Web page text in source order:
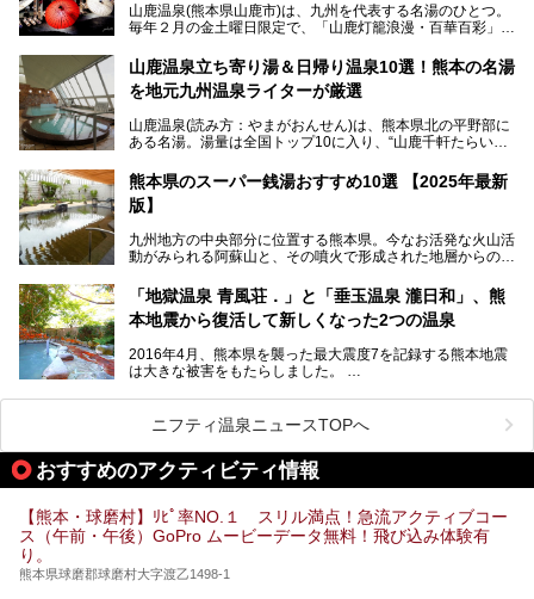
り一度廃業しましたが、2024年10月に営業再開。数多くの
温泉ファンに注目される名湯です。
今回は再開した耕きちの湯を訪問し、全浴室(男女別大浴
山鹿温泉(熊本県山鹿市)は、九州を代表する名湯のひとつ。
毎年２月の金土曜日限定で、「山鹿灯籠浪漫・百華百彩」
ます。和傘や竹、ろうそくなどを用いて、和情緒たっぷりの
ライトアップが無料で楽しめます。
日、の合計8日間開催。今回は地元九州在住の筆者が、その
見所を徹底紹介。併せて、その他イベントや立ち寄り湯も併
山鹿温泉立ち寄り湯＆日帰り温泉10選！熊本の名湯
を地元九州温泉ライターが厳選
山鹿温泉(読み方：やまがおんせん)は、熊本県北の平野部に
ある名湯。湯量は全国トップ10に入り、“山鹿千軒たらいな
泉質であり、お湯の良さにも定評があります。
今回は地元九州の温泉ライターの私が実際に入浴した中か
設・家族風呂の3パターンに分類し、合計10施設を厳選して
ご紹介。ぜひ、湯めぐりの参考にして下さいね！
熊本県のスーパー銭湯おすすめ10選 【2025年最新
版】
九州地方の中央部分に位置する熊本県。今なお活発な火山活
動がみられる阿蘇山と、その噴火で形成された地層からの湧
す。
そんな熊本県は、県内の至るところから温泉が湧いている温
泉県でもあります。山鹿温泉、玉名温泉、黒川温泉、人吉温
出すスーパー銭湯が豊富です。なかでも注目のスーパー銭湯
をピックアップしました。
「地獄温泉 青風荘．」と「垂玉温泉 瀧日和」、熊
本地震から復活して新しくなった2つの温泉
2016年4月、熊本県を襲った最大震度7を記録する熊本地震
は大きな被害をもたらしました。
阿蘇山麓の南阿蘇村の「地獄温泉 清風荘」、そして「清風
荘」から400mほど離れた「垂玉（たるたま）温泉 山口旅
館」の2軒は、この地震による土砂崩れなどのために、一時
期は孤立状態に。もしかしたらこの時のニュースで、「地獄
温泉」と「垂玉温泉」の名前を知った人もいるかもしれませ
ん。
この2軒は今どうなっているのでしょうか。実は現在は「地
獄温泉 青風荘．」「垂玉温泉 瀧日和」として営業を再開し
します。
ニフティ温泉ニュースTOPへ
おすすめのアクティビティ情報
【熊本・球磨村】ﾘﾋﾟ率NO.１ スリル満点！急流アクティブコー
ス（午前・午後）GoPro ムービーデータ無料！飛び込み体験有
り。
熊本県球磨郡球磨村大字渡乙1498-1